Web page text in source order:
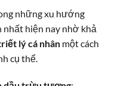
những xu hướng
hiện nay nhờ khả
lý cá nhân một cách
cụ thể.